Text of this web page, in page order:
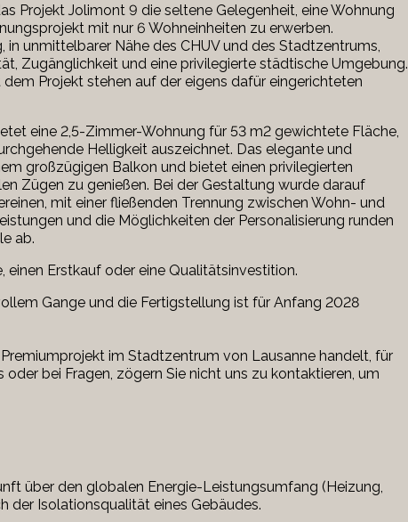
Projekt Jolimont 9 die seltene Gelegenheit, eine Wohnung
mit nur 6 Wohneinheiten zu erwerben.
unmittelbarer Nähe des CHUV und des Stadtzentrums,
Zugänglichkeit und eine privilegierte städtische Umgebung.
Projekt stehen auf der eigens dafür eingerichteten
eine 2,5-Zimmer-Wohnung für 53 m2 gewichtete Fläche,
Helligkeit auszeichnet. Das elegante und
großzügigen Balkon und bietet einen privilegierten
Zügen zu genießen. Bei der Gestaltung wurde darauf
mit einer fließenden Trennung zwischen Wohn- und
und die Möglichkeiten der Personalisierung runden
ab.
einen Erstkauf oder eine Qualitätsinvestition.
Gange und die Fertigstellung ist für Anfang 2028
im Stadtzentrum von Lausanne handelt, für
bei Fragen, zögern Sie nicht uns zu kontaktieren, um
über den globalen Energie-Leistungsumfang (Heizung,
der Isolationsqualität eines Gebäudes.